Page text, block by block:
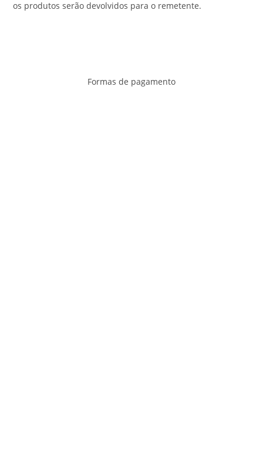
os produtos serão devolvidos para o remetente.
Formas de pagamento